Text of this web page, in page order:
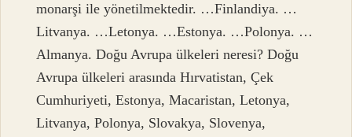
monarşi ile yönetilmektedir. …Finlandiya. …
Litvanya. …Letonya. …Estonya. …Polonya. …
Almanya. Doğu Avrupa ülkeleri neresi? Doğu
Avrupa ülkeleri arasında Hırvatistan, Çek
Cumhuriyeti, Estonya, Macaristan, Letonya,
Litvanya, Polonya, Slovakya, Slovenya,